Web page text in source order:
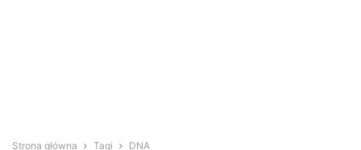
Strona główna Tagi DNA